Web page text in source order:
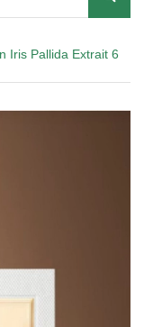
Iris Pallida Extrait 6